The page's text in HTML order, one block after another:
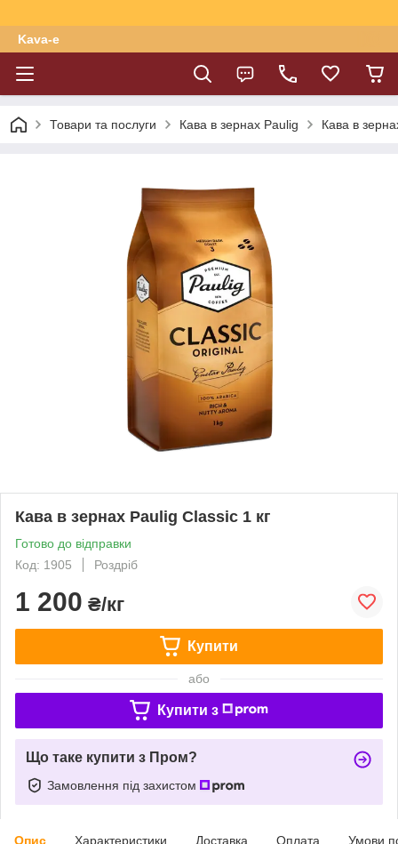
Kava-e
Товари та послуги Кава в зернах Paulig Кава в
Кава в зернах Paulig Classic 1 кг
Готово до відправки
Код: 1905
Роздріб
1 200 ₴/кг
Купити
або
Купити з
Що таке купити з Пром?
Замовлення під захистом
Опис Характеристики Доставка Оплата Умови